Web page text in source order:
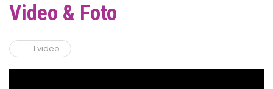
Video & Foto
1 video